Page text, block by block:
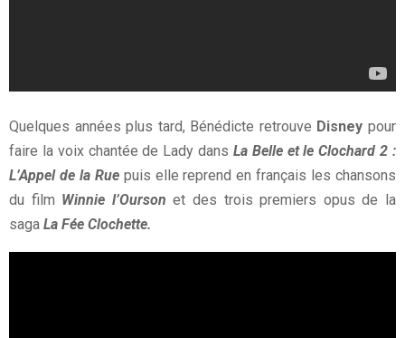
Quelques années plus tard, Bénédicte retrouve Disneypour
faire la voix chantée de Lady dans La Belle et le Clochard 2 :
L’Appel de la Ruepuis elle reprend en français les chansons
du film Winnie l’Oursonet des trois premiers opus de la
saga La Fée Clochette.